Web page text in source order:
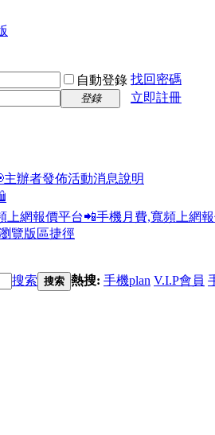
自動登錄 找回密碼
登錄
立即註冊
主辦者發佈活動消息說明
上網報價平台📲手機月費,寬頻上網
覽版區捷徑
搜索 搜索 熱搜: 手機plan V.I.P會員